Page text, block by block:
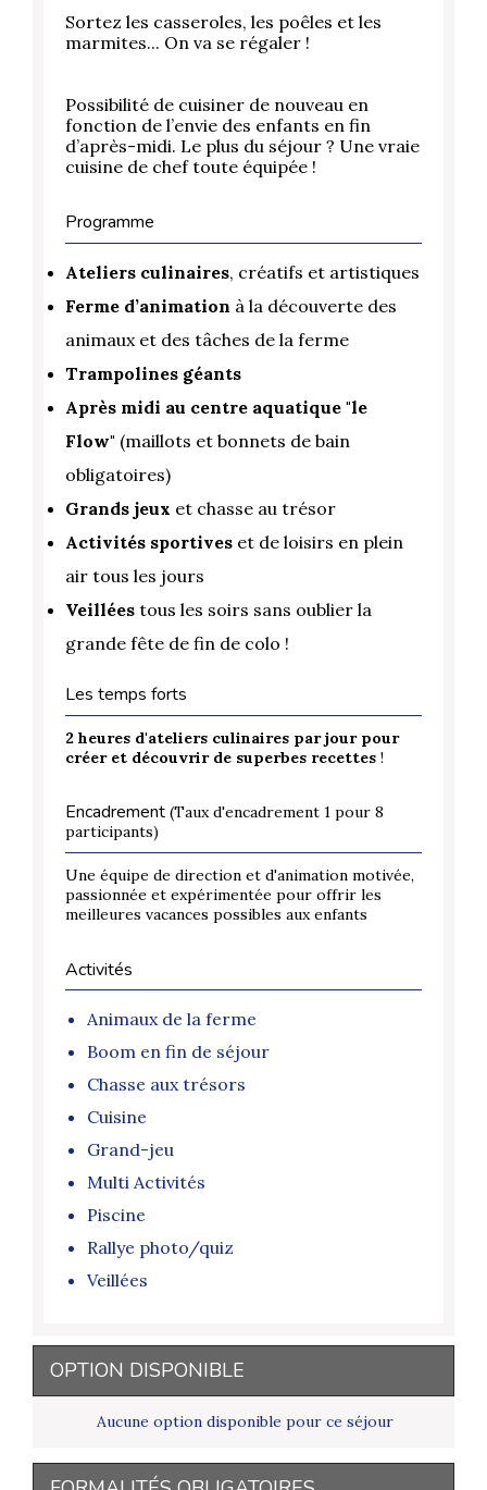
Sortez les casseroles, les poêles et les
marmites... On va se régaler !
Possibilité de cuisiner de nouveau en
fonction de l’envie des enfants en fin
d’après-midi. Le plus du séjour ? Une vraie
cuisine de chef toute équipée !
Programme
Ateliers culinaires, créatifs et artistiques
Ferme d’animation à la découverte des
animaux et des tâches de la ferme
Trampolines géants
Après midi au centre aquatique "le
Flow" (maillots et bonnets de bain
obligatoires)
Grands jeux et chasse au trésor
Activités sportives et de loisirs en plein
air tous les jours
Veillées tous les soirs sans oublier la
grande fête de fin de colo !
Les temps forts
2 heures d'ateliers culinaires par jour pour
créer et découvrir de superbes recettes !
Encadrement (Taux d'encadrement 1 pour 8
participants)
Une équipe de direction et d'animation motivée,
passionnée et expérimentée pour offrir les
meilleures vacances possibles aux enfants
Activités
Animaux de la ferme
Boom en fin de séjour
Chasse aux trésors
Cuisine
Grand-jeu
Multi Activités
Piscine
Rallye photo/quiz
Veillées
OPTION DISPONIBLE
Aucune option disponible pour ce séjour